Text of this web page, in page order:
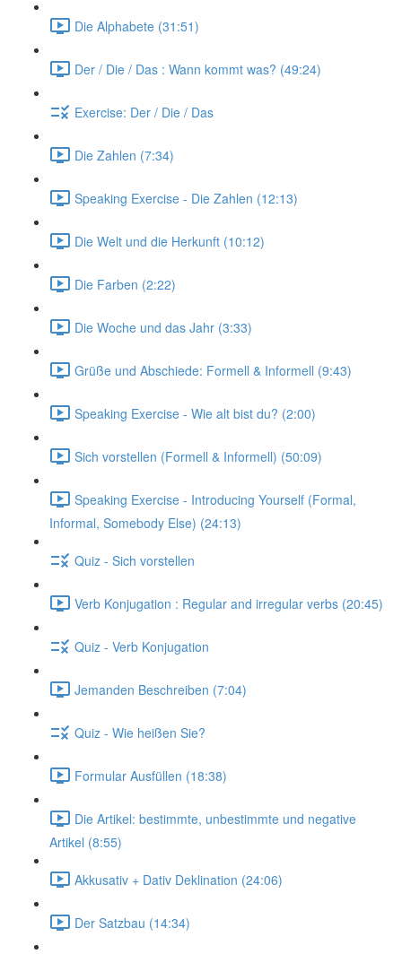
Die Alphabete (31:51)
Der / Die / Das : Wann kommt was? (49:24)
Exercise: Der / Die / Das
Die Zahlen (7:34)
Speaking Exercise - Die Zahlen (12:13)
Die Welt und die Herkunft (10:12)
Die Farben (2:22)
Die Woche und das Jahr (3:33)
Grüße und Abschiede: Formell & Informell (9:43)
Speaking Exercise - Wie alt bist du? (2:00)
Sich vorstellen (Formell & Informell) (50:09)
Speaking Exercise - Introducing Yourself (Formal,
Informal, Somebody Else) (24:13)
Quiz - Sich vorstellen
Verb Konjugation : Regular and irregular verbs (20:45)
Quiz - Verb Konjugation
Jemanden Beschreiben (7:04)
Quiz - Wie heißen Sie?
Formular Ausfüllen (18:38)
Die Artikel: bestimmte, unbestimmte und negative
Artikel (8:55)
Akkusativ + Dativ Deklination (24:06)
Der Satzbau (14:34)